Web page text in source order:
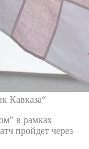
Кавказа“
в рамках
пройдет через